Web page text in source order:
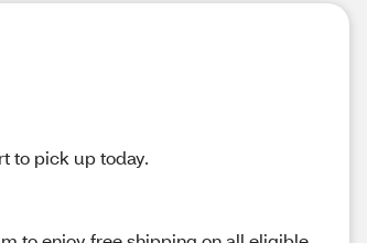
to pick up today.